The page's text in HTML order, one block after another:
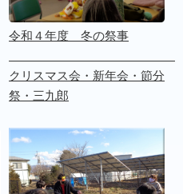
令和４年度 冬の祭事
クリスマス会・新年会・節分
祭・三九郎